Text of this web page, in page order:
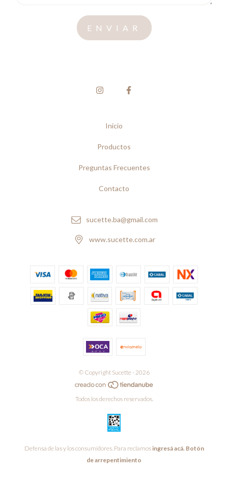
Inicio
Productos
Preguntas Frecuentes
Contacto
sucette.ba@gmail.com
www.sucette.com.ar
© Copyright Sucette - 2026
Todos los derechos reservados.
Defensa de las y los consumidores. Para reclamos ingresá acá. Botón
de arrepentimiento